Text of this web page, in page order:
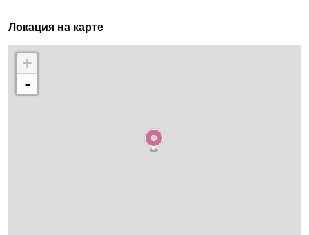
Локация на карте
+
-